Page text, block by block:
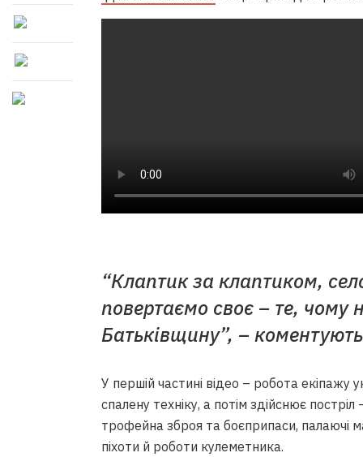
“Клаптик за клаптиком,
повертаємо своє – те, чому
Батьківщину”, – коментують
У першій частині відео – робота екіпажу
спалену техніку, а потім здійснює
трофейна зброя та боєприпаси, палаючі
піхоти й роботи кулеметника.